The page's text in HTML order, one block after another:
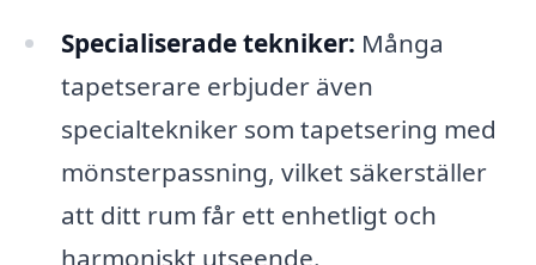
Specialiserade tekniker: Många
tapetserare erbjuder även
specialtekniker som tapetsering med
mönsterpassning, vilket säkerställer
att ditt rum får ett enhetligt och
harmoniskt utseende.